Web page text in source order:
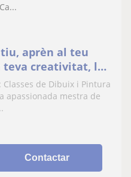
aprèn al teu
creativitat, les
o individuals. +
de Dibuix i Pintura
apassionada mestra de
Contactar